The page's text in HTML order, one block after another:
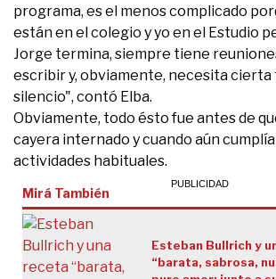
programa, es el menos complicado
están en el colegio y yo en el Estudio
Jorge termina, siempre tiene
escribir y, obviamente, necesita cierta
silencio", contó Elba.
Obviamente, todo ésto fue antes de
cayera internado y cuando aún
actividades habituales.
Mirá También
Esteban Bullrich y
“barata, sabrosa,